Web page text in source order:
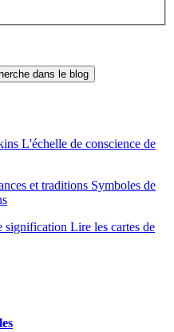
dans le blog
L'échelle de conscience de
Symboles de
Lire les cartes de